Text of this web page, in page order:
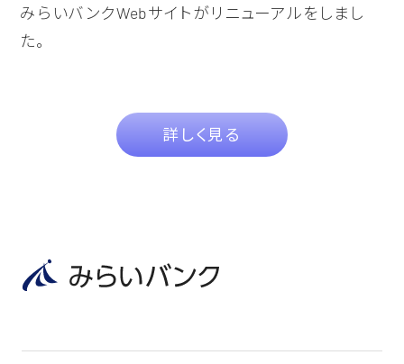
みらいバンクWebサイトがリニューアルをしまし
た。
詳しく見る